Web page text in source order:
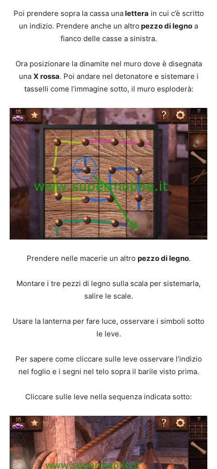
Poi prendere sopra la cassa unalettera in cui c’è scritto
un indizio. Prendere anche un altro pezzo di legno a
fianco delle casse a sinistra.
Ora posizionare la dinamite nel muro dove è disegnata
una X rossa. Poi andare nel detonatore e sistemare i
tasselli come l’immagine sotto, il muro esploderà:
Prendere nelle macerie un altro pezzo di legno.
Montare i tre pezzi di legno sulla scala per sistemarla,
salire le scale.
Usare la lanterna per fare luce, osservare i simboli sotto
le leve.
Per sapere come cliccare sulle leve osservare l’indizio
nel foglio e i segni nel telo sopra il barile visto prima.
Cliccare sulle leve nella sequenza indicata sotto: